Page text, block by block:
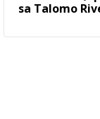
sa Talomo